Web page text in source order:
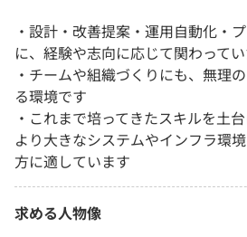
・設計・改善提案・運用自動化・
に、経験や志向に応じて関わって
・チームや組織づくりにも、無理
る環境です
・これまで培ってきたスキルを土台
より大きなシステムやインフラ環
方に適しています
求める人物像